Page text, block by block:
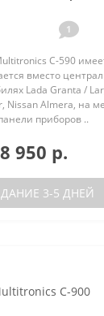
1
C-590
вместо
Lada Granta /
Nissan Almera, на
приборов ..
8 950 р.
3-5 ДНЕЙ